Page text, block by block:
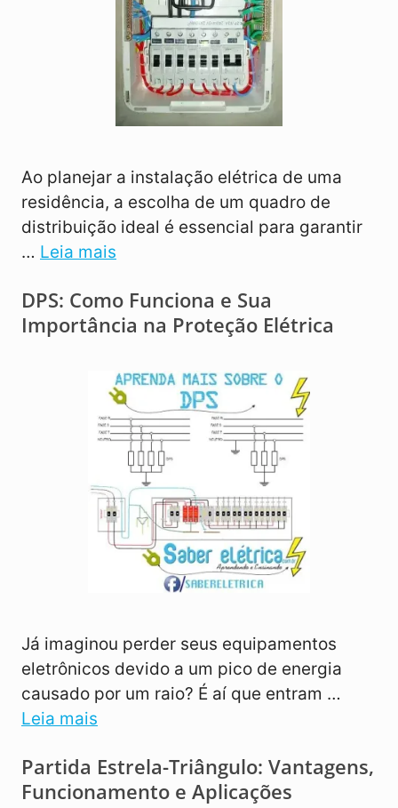
Ao planejar a instalação elétrica de uma
residência, a escolha de um quadro de
distribuição ideal é essencial para garantir
… Leia mais
DPS: Como Funciona e Sua
Importância na Proteção Elétrica
Já imaginou perder seus equipamentos
eletrônicos devido a um pico de energia
causado por um raio? É aí que entram …
Leia mais
Partida Estrela-Triângulo: Vantagens,
Funcionamento e Aplicações